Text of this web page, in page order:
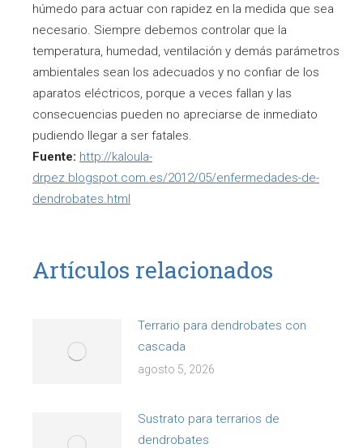
húmedo para actuar con rapidez en la medida que sea
necesario. Siempre debemos controlar que la
temperatura, humedad, ventilación y demás parámetros
ambientales sean los adecuados y no confiar de los
aparatos eléctricos, porque a veces fallan y las
consecuencias pueden no apreciarse de inmediato
pudiendo llegar a ser fatales.
Fuente: http://kaloula-
drpez.blogspot.com.es/2012/05/enfermedades-de-
dendrobates.html
Artículos relacionados
Terrario para dendrobates con
cascada
agosto 5, 2026
Sustrato para terrarios de
dendrobates